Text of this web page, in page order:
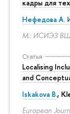
кадры для
Нефедова А.
М.: ИСИЭЗ
Статья
Localising
and
Iskakova B.,
European